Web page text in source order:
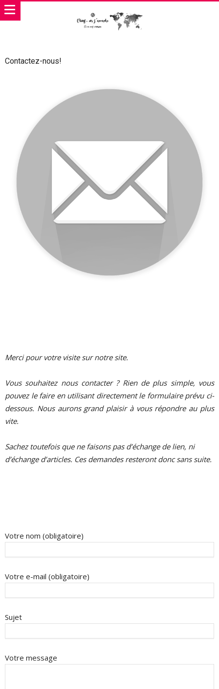
Contactez-nous!
Merci pour votre visite sur notre site.
Vous souhaitez nous contacter ? Rien de plus simple, vous
pouvez le faire en utilisant directement le formulaire prévu ci-
dessous. Nous aurons grand plaisir à vous répondre au plus
vite.
Sachez toutefois que ne faisons pas d’échange de lien, ni
d’échange d’articles. Ces demandes resteront donc sans suite.
Votre nom (obligatoire)
Votre e-mail (obligatoire)
Sujet
Votre message